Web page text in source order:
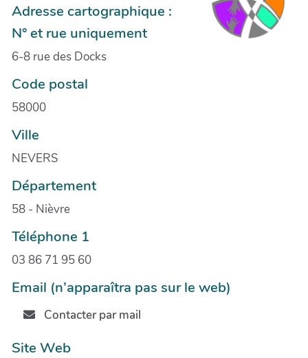
Adresse cartographique :
N° et rue uniquement
6-8 rue des Docks
Code postal
58000
Ville
NEVERS
Département
58 - Nièvre
Téléphone 1
03 86 71 95 60
Email (n’apparaîtra pas sur le web)
Contacter par mail
Site Web